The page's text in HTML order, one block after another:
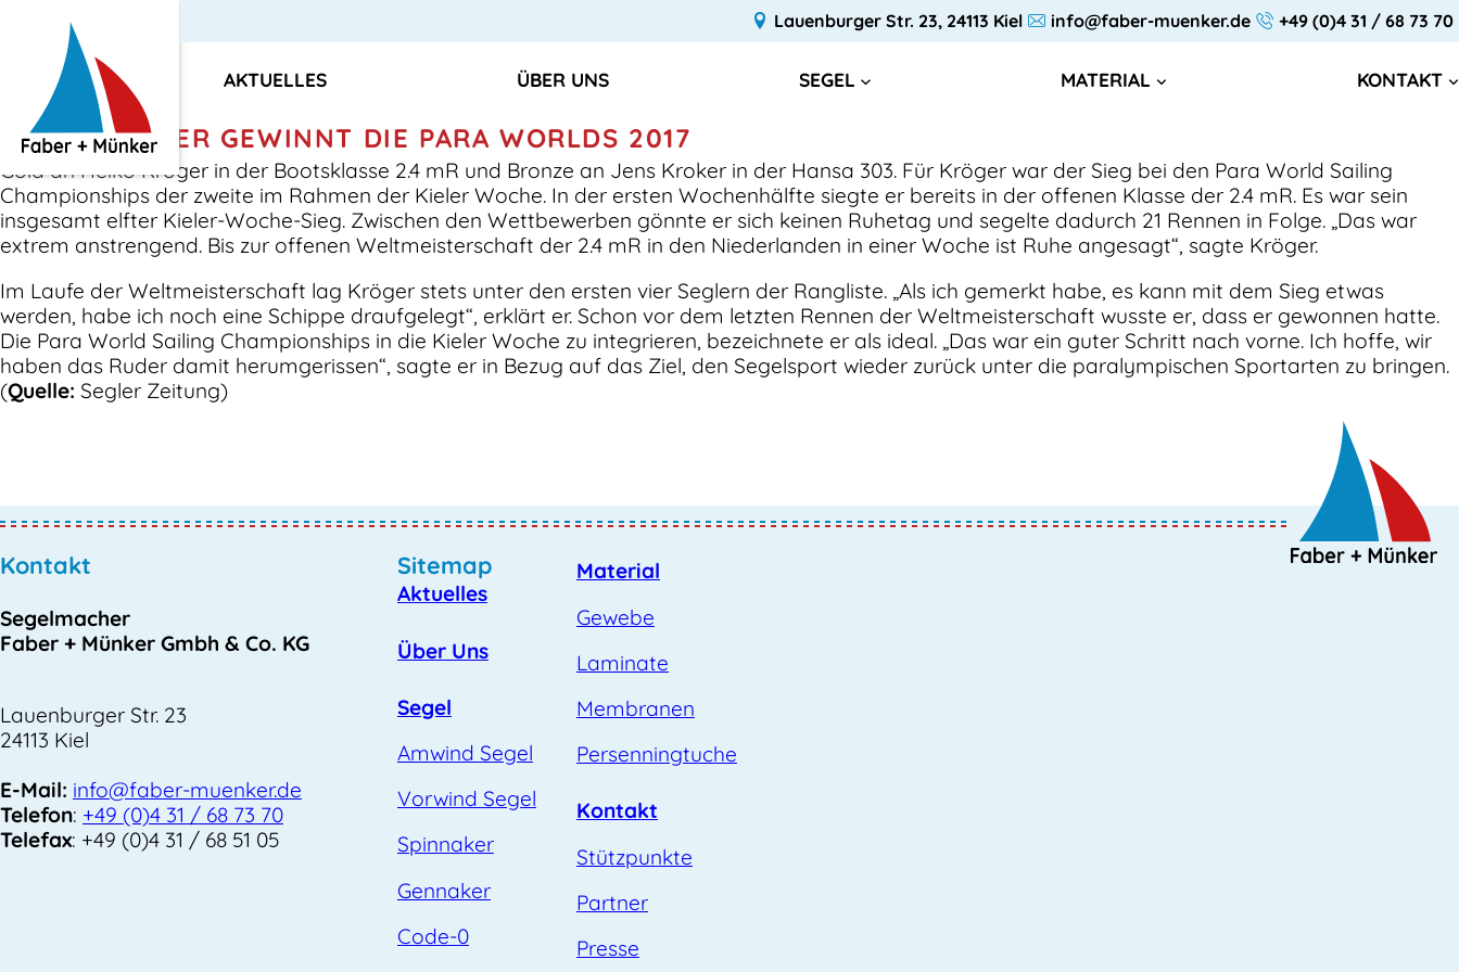
Lauenburger Str. 23, 24113 Kiel info@faber-muenker.de +49 (0)4 31 / 68 73 70
AKTUELLES ÜBER UNS SEGEL MATERIAL KONTAKT
HEIKO KRÖGER GEWINNT DIE PARA WORLDS 2017
Gold an Heiko Kröger in der Bootsklasse 2.4 mR und Bronze an Jens Kroker in der Hansa 303. Für Kröger war der Sieg bei den Para World Sailing
Championships der zweite im Rahmen der Kieler Woche. In der ersten Wochenhälfte siegte er bereits in der offenen Klasse der 2.4 mR. Es war sein
insgesamt elfter Kieler-Woche-Sieg. Zwischen den Wettbewerben gönnte er sich keinen Ruhetag und segelte dadurch 21 Rennen in Folge. „Das war
extrem anstrengend. Bis zur offenen Weltmeisterschaft der 2.4 mR in den Niederlanden in einer Woche ist Ruhe angesagt“, sagte Kröger.
Im Laufe der Weltmeisterschaft lag Kröger stets unter den ersten vier Seglern der Rangliste. „Als ich gemerkt habe, es kann mit dem Sieg etwas
werden, habe ich noch eine Schippe draufgelegt“, erklärt er. Schon vor dem letzten Rennen der Weltmeisterschaft wusste er, dass er gewonnen hatte.
Die Para World Sailing Championships in die Kieler Woche zu integrieren, bezeichnete er als ideal. „Das war ein guter Schritt nach vorne. Ich hoffe, wir
haben das Ruder damit herumgerissen“, sagte er in Bezug auf das Ziel, den Segelsport wieder zurück unter die paralympischen Sportarten zu bringen.
(Quelle: Segler Zeitung)
Kontakt
Segelmacher
Faber + Münker Gmbh & Co. KG
Lauenburger Str. 23
24113 Kiel
E-Mail: info@faber-muenker.de
Telefon: +49 (0)4 31 / 68 73 70
Telefax: +49 (0)4 31 / 68 51 05
Sitemap
Aktuelles
Über Uns
Segel
Amwind Segel
Vorwind Segel
Spinnaker
Gennaker
Code-0
Material
Gewebe
Laminate
Membranen
Persenningtuche
Kontakt
Stützpunkte
Partner
Presse